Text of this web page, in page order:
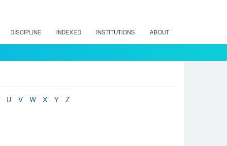
DISCIPLINE INDEXED INSTITUTIONS ABOUT
U V W X Y Z